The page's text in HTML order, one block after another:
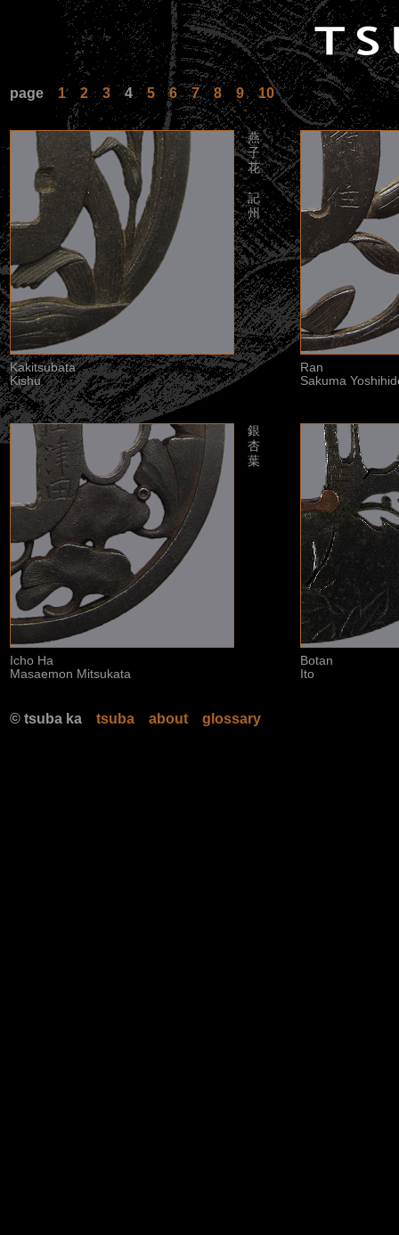
page 1 2 3 45 6 7 8 9 10
Kakitsubata
Kishu
燕
子
花
記
州
Ran
Sakuma
Icho Ha
Masaemon Mitsukata
銀
杏
葉
Botan
Ito
© tsuba ka tsuba about glossary